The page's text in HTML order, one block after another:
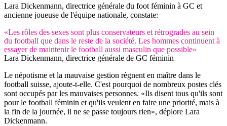
Lara Dickenmann, directrice générale du foot féminin à GC et
ancienne joueuse de l'équipe nationale, constate:
«Les rôles des sexes sont plus conservateurs et rétrogrades au sein
du football que dans le reste de la société. Les hommes continuent à
essayer de maintenir le football aussi masculin que possible»
Lara Dickenmann, directrice générale de GC féminin
Le népotisme et la mauvaise gestion règnent en maître dans le
football suisse, ajoute-t-elle. C'est pourquoi de nombreux postes clés
sont occupés par les mauvaises personnes. «Ils disent tous qu'ils sont
pour le football féminin et qu'ils veulent en faire une priorité, mais à
la fin de la journée, il ne se passe toujours rien», déplore Lara
Dickenmann.